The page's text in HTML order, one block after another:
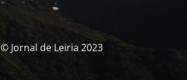
© Jornal de Leiria 2023